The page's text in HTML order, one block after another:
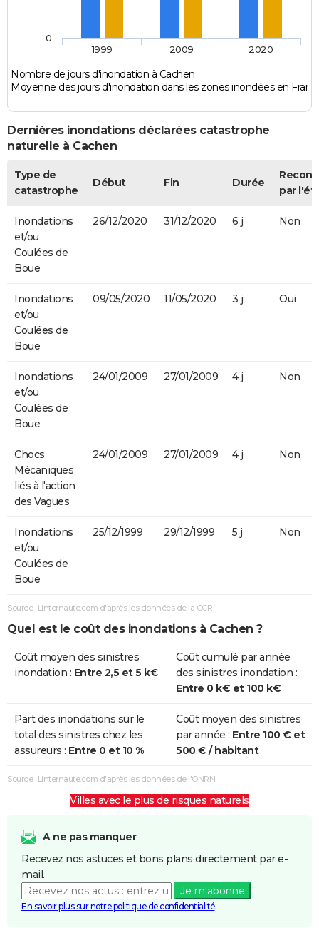
Nombre de jours d'inondation à Cachen
Moyenne des jours d'inondation dans les zones inondées en
1999 2009 2020
0
Dernières inondations déclarées catastrophe
naturelle à Cachen
Type de
catastrophe
Début Fin Durée
par
Inondations
et/ou
Coulées de
Boue
26/12/2020 31/12/2020 6 j Non
Inondations
et/ou
Coulées de
Boue
09/05/2020 11/05/2020 3 j Oui
Inondations
et/ou
Coulées de
Boue
24/01/2009 27/01/2009 4 j Non
Chocs
Mécaniques
liés à l'action
des Vagues
24/01/2009 27/01/2009 4 j Non
Inondations
et/ou
Coulées de
Boue
25/12/1999 29/12/1999 5 j Non
Source : Linternaute.com d'après les données de la CCR
Quel est le coût des inondations à Cachen ?
Coût moyen des sinistres
inondation : Entre 2,5 et 5 k€
Coût cumulé par année
des sinistres inondation :
Entre 0 k€ et 100 k€
Part des inondations sur le
total des sinistres chez les
assureurs : Entre 0 et 10 %
Coût moyen des sinistres
par année : Entre 100 € et
500 € / habitant
Source : Linternaute.com d'après les données de l'ONRN
Villes avec le plus de risques naturels
A ne pas manquer
Recevez nos astuces et bons plans directement par e-
mail.
Je m'abonne
En savoir plus sur notre politique de confidentialité